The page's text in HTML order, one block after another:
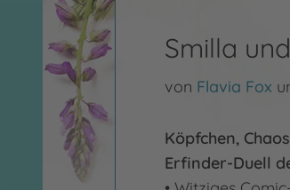
Smilla
von Flavia Fox
Köpfchen,
Erfinder-Duell